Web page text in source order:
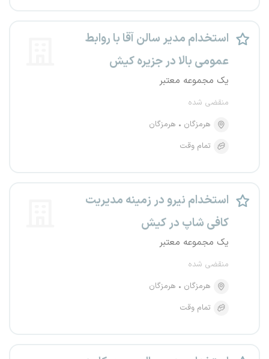
استخدام مدیر سالن آقا با روابط
عمومی بالا در جزیره کیش
یک مجموعه معتبر
منقضی شده
هرمزگان
هرمزگان
تمام وقت
استخدام نیرو در زمینه مدیریت
کافی شاپ در کیش
یک مجموعه معتبر
منقضی شده
هرمزگان
هرمزگان
تمام وقت